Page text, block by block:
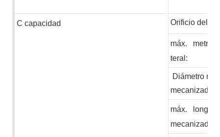
C capacidad Orificio del
máx. metro
teral:
Diámetro
mecanizado
máx.
mecanizado